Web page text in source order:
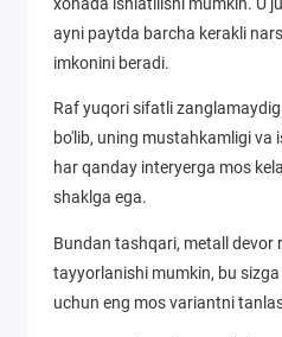
ayni paytda barcha kerakli
imkonini beradi.
Raf yuqori sifatli
bo'lib, uning mustahkamligi va
har qanday interyerga mos
shaklga ega.
Bundan tashqari, metall devor
tayyorlanishi mumkin, bu
uchun eng mos variantni